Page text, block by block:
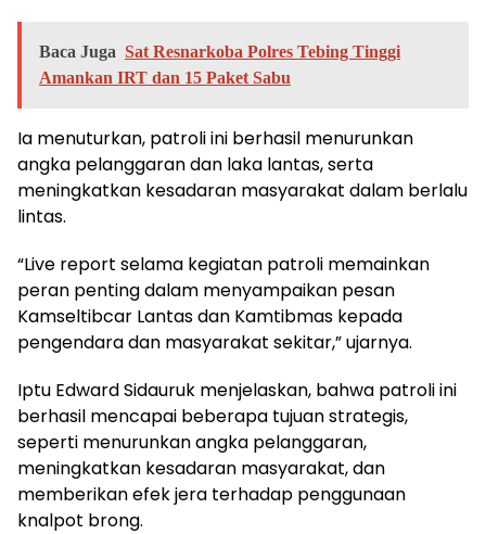
Baca Juga Sat Resnarkoba Polres Tebing Tinggi
Amankan IRT dan 15 Paket Sabu
Ia menuturkan, patroli ini berhasil menurunkan
angka pelanggaran dan laka lantas, serta
meningkatkan kesadaran masyarakat dalam berlalu
lintas.
“Live report selama kegiatan patroli memainkan
peran penting dalam menyampaikan pesan
Kamseltibcar Lantas dan Kamtibmas kepada
pengendara dan masyarakat sekitar,” ujarnya.
Iptu Edward Sidauruk menjelaskan, bahwa patroli ini
berhasil mencapai beberapa tujuan strategis,
seperti menurunkan angka pelanggaran,
meningkatkan kesadaran masyarakat, dan
memberikan efek jera terhadap penggunaan
knalpot brong.